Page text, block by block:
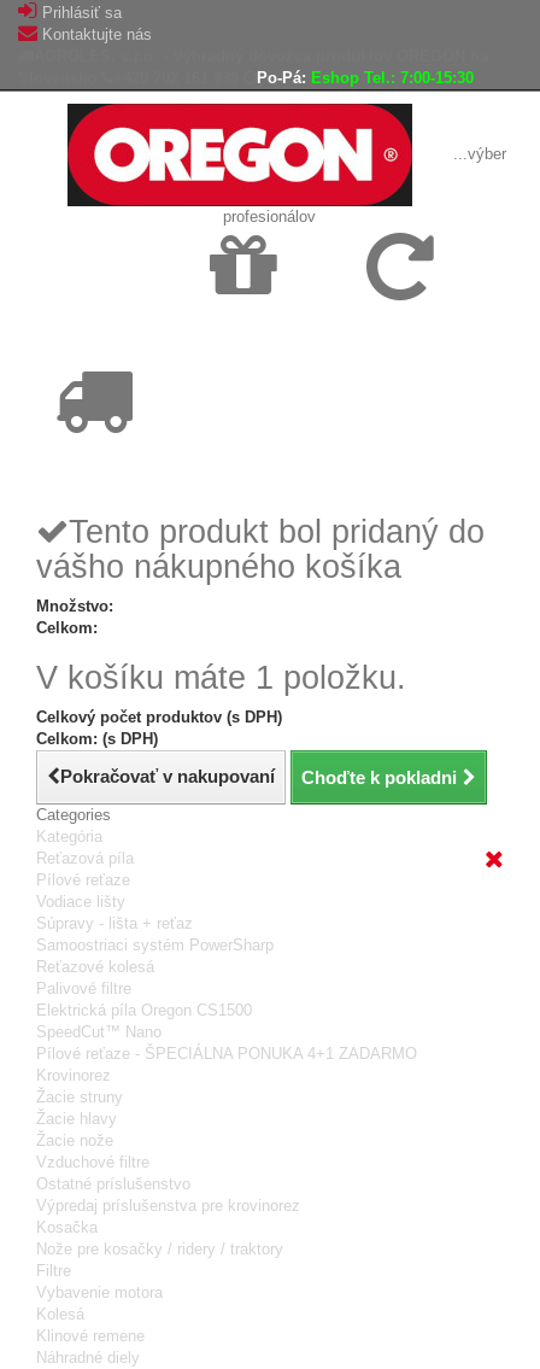
Prihlásiť sa
Kontaktujte nás
Po-Pá: Eshop Tel.: 7:00-15:30
...výber
profesionálov
Tento produkt bol pridaný do
vášho nákupného košíka
Množstvo:
Celkom:
V košíku máte 1 položku.
Celkový počet produktov (s DPH)
Celkom: (s DPH)
Pokračovať v nakupovaní Choďte k pokladni
Categories
Kategória
Reťazová píla
Pílové reťaze
Vodiace lišty
Súpravy - lišta + reťaz
Samoostriaci systém PowerSharp
Reťazové kolesá
Palivové filtre
Elektrická píla Oregon CS1500
SpeedCut™ Nano
Pílové reťaze - ŠPECIÁLNA PONUKA 4+1 ZADARMO
Krovinorez
Žacie struny
Žacie hlavy
Žacie nože
Vzduchové filtre
Ostatné príslušenstvo
Výpredaj príslušenstva pre krovinorez
Kosačka
Nože pre kosačky / ridery / traktory
Filtre
Vybavenie motora
Kolesá
Klinové remene
Náhradné diely